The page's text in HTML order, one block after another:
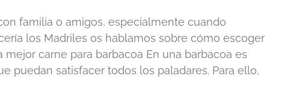
familia o amigos, especialmente cuando
los Madriles os hablamos sobre cómo escoger
carne para barbacoa En una barbacoa es
puedan satisfacer todos los paladares. Para ello,